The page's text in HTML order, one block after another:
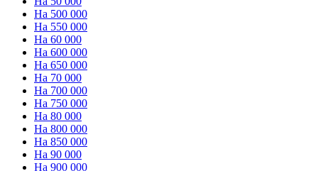
На 500 000
На 550 000
На 60 000
На 600 000
На 650 000
На 70 000
На 700 000
На 750 000
На 80 000
На 800 000
На 850 000
На 90 000
На 900 000